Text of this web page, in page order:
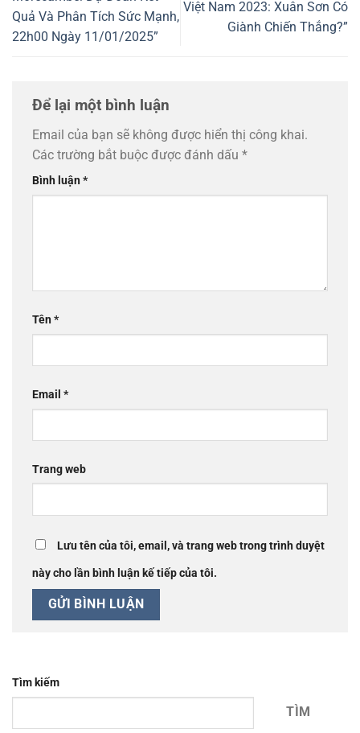
Quả Và Phân Tích Sức Mạnh,
22h00 Ngày 11/01/2025”
Việt Nam 2023: Xuân Sơn Có
Giành Chiến Thắng?”
Để lại một bình luận
Email của bạn sẽ không được hiển thị công khai.
Các trường bắt buộc được đánh dấu *
Bình luận*
Tên*
Email *
Trang web
Lưu tên của tôi, email, và trang web trong trình duyệt
này cho lần bình luận kế tiếp của tôi.
Tìm kiếm
TÌM